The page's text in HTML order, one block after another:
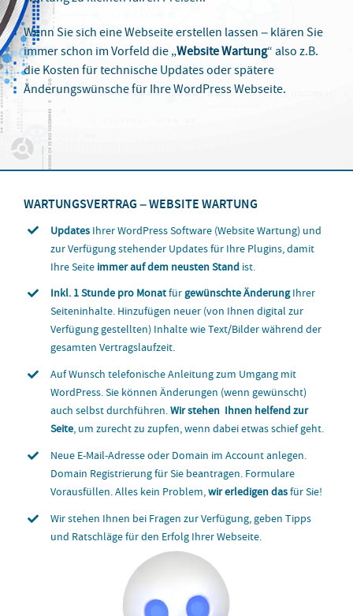
Wenn Sie sich eine Webseite erstellen lassen – klären Sie
immer schon im Vorfeld die „Website Wartung“ also z.B.
die Kosten für technische Updates oder spätere
Änderungswünsche für Ihre WordPress Webseite.
WARTUNGSVERTRAG – WEBSITE WARTUNG
UpdatesIhrer WordPress Software (Website Wartung) und
zur Verfügung stehender Updates für Ihre Plugins, damit
Ihre Seiteimmer auf dem neusten Standist.
Inkl. 1 Stunde pro Monatfür gewünschte ÄnderungIhrer
Seiteninhalte. Hinzufügen neuer (von Ihnen digital zur
Verfügung gestellten) Inhalte wie Text/Bilder während der
gesamten Vertragslaufzeit.
Auf Wunsch telefonische Anleitung zum Umgang mit
WordPress. Sie können Änderungen (wenn gewünscht)
auch selbst durchführen.Wir stehen Ihnen helfend zur
Seite, um zurecht zu zupfen, wenn dabei etwas schief geht.
Neue E-Mail-Adresse oder Domain im Account anlegen.
Domain Registrierung für Sie beantragen. Formulare
Vorausfüllen. Alles kein Problem,wir erledigen dasfür Sie!
Wir stehen Ihnen bei Fragen zur Verfügung, geben Tipps
und Ratschläge für den Erfolg Ihrer Webseite.